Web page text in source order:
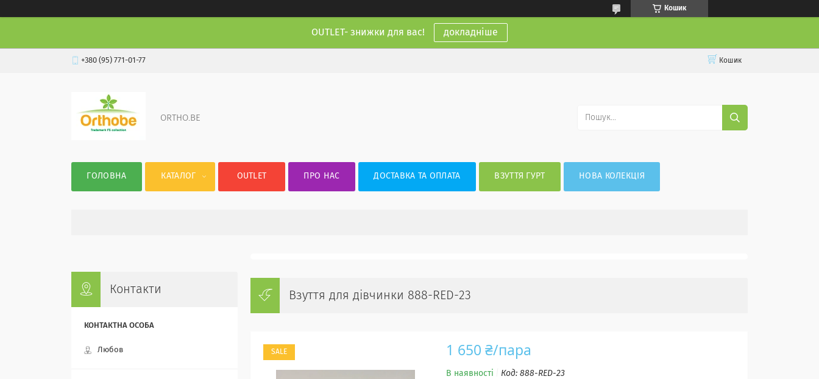
Кошик
OUTLET- знижки для вас! докладніше
+380 (95) 771-01-77 Кошик
ORTHO.BE
ГОЛОВНА КАТАЛОГ OUTLET ПРО НАС ДОСТАВКА ТА ОПЛАТА ВЗУТТЯ ГУРТ НОВА КОЛЕКЦІЯ
Взуття для дівчинки 888-RED-23
SALE 1 650 ₴/пара
В наявності Код: 888-RED-23
Контакти
Любов